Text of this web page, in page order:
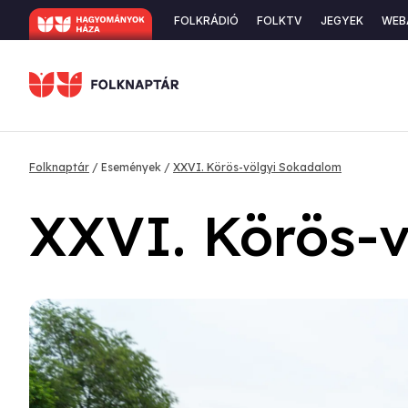
Ugrás
a
Secondary
FOLKRÁDIÓ FOLKTV JEGYEK
Morzsa
Folknaptár Események XXVI. Körös-völgyi Sokadalom
XXVI. Körös-